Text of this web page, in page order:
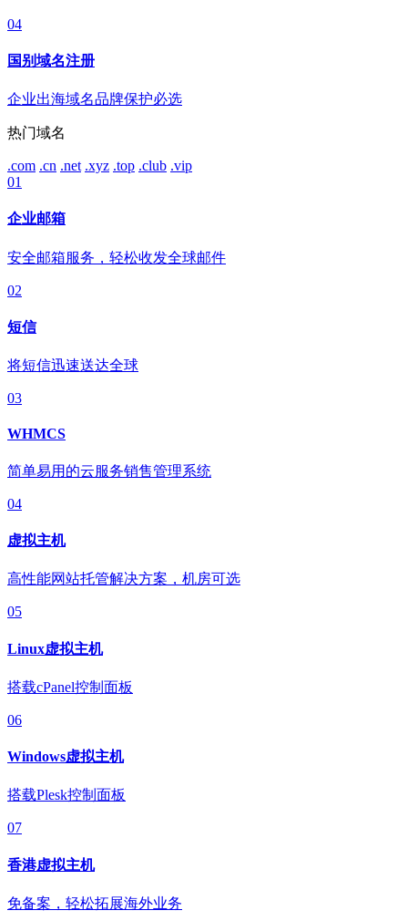
04
国别域名注册
企业出海域名品牌保护必选
热门域名
.com .cn .net .xyz .top .club .vip
01
企业邮箱
安全邮箱服务，轻松收发全球邮件
02
短信
将短信迅速送达全球
03
WHMCS
简单易用的云服务销售管理系统
04
虚拟主机
高性能网站托管解决方案，机房可选
05
Linux虚拟主机
搭载cPanel控制面板
06
Windows虚拟主机
搭载Plesk控制面板
07
香港虚拟主机
免备案，轻松拓展海外业务